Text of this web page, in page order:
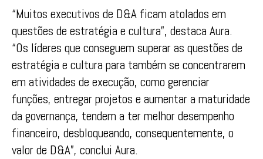
“Muitos executivos de D&A ficam atolados em
questões de estratégia e cultura”, destaca Aura.
“Os líderes que conseguem superar as questões de
estratégia e cultura para também se concentrarem
em atividades de execução, como gerenciar
funções, entregar projetos e aumentar a maturidade
da governança, tendem a ter melhor desempenho
financeiro, desbloqueando, consequentemente, o
valor de D&A”, conclui Aura.